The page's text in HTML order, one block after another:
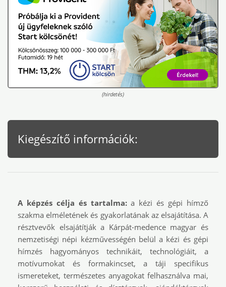
(hirdetés)
Kiegészítő információk:
A képzés célja és tartalma:a kézi és gépi hímző
szakma elméletének és gyakorlatának az elsajátítása. A
résztvevők elsajátítják a Kárpát-medence magyar és
nemzetiségi népi kézművességén belül a kézi és gépi
hímzés hagyományos technikáit, technológiáit, a
motívumokat és formakincset, a táji specifikus
ismereteket, természetes anyagokat felhasználva mai,